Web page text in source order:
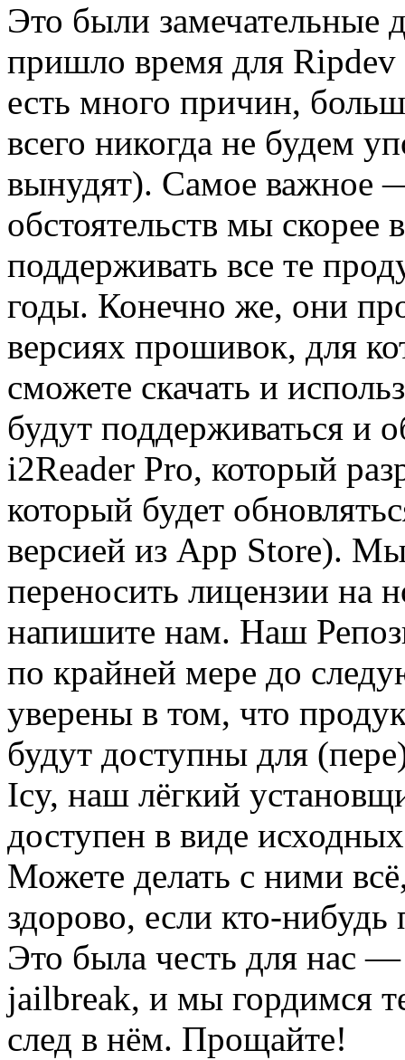
Это были замечательные
пришло время для Ripdev
есть много причин,
всего никогда не будем
вынудят). Самое важное
обстоятельств мы
поддерживать все те
годы. Конечно же, они
версиях прошивок, для
сможете скачать и
будут поддерживаться и
i2Reader Pro, который
который будет
версией из App Store).
переносить лицензии на
напишите нам. Наш
по крайней мере до
уверены в том, что
будут доступны для
Icy, наш лёгкий
доступен в виде
Можете делать с ними
здорово, если кто-
Это была честь для нас
jailbreak, и мы гордимся
след в нём. Прощайте!